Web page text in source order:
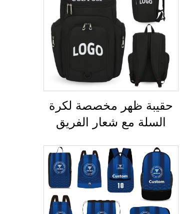
حقيبة ظهر مخصصة لكرة
السلة مع شعار الفريق
عادية الاستخدام، مدرسية،
حرارية، ومخصصة للطباعة
بالتسامي، لكرة القدم وكرة
السلة